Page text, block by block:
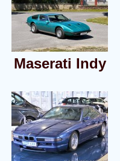
Maserati Indy